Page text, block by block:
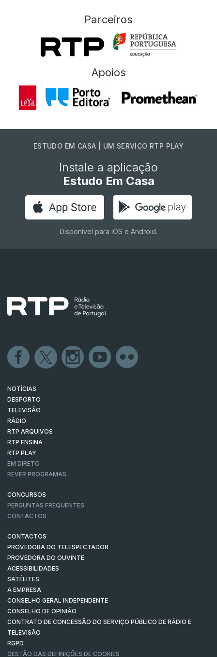
Parceiros
Apoios
ESTUDO EM CASA | UM SERVIÇO RTP PLAY
Instale a aplicação
Estudo Em Casa
Disponível para iOS e Android.
NOTÍCIAS
DESPORTO
TELEVISÃO
RÁDIO
RTP ARQUIVOS
RTP ENSINA
RTP PLAY
EM DIRETO
REVER PROGRAMAS
CONCURSOS
PERGUNTAS FREQUENTES
CONTACTOS
CONTACTOS
PROVEDORA DO TELESPECTADOR
PROVEDORA DO OUVINTE
ACESSIBILIDADES
SATÉLITES
A EMPRESA
CONSELHO GERAL INDEPENDENTE
CONSELHO DE OPINIÃO
CONTRATO DE CONCESSÃO DO SERVIÇO PÚBLICO DE RÁDIO E
TELEVISÃO
RGPD
GESTÃO DAS DEFINIÇÕES DE COOKIES